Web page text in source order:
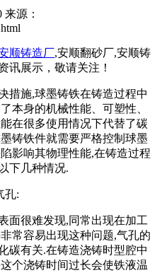
来源：
顺铸造厂,安顺翻砂厂,安顺铸
讯展示，敬请关注！
措施,球墨铸铁在铸造过程中
本身的机械性能、可塑性、
在很多使用情况下代替了碳
铸铁件就需要严格控制球墨
影响其物理性能,在铸造过程
下几种情况.
孔:
面很难发现,同常出现在加工
常容易出现这种问题,气孔的
碳有关.在铸造浇铸时型腔中
个浇铸时间过长会使铁液温